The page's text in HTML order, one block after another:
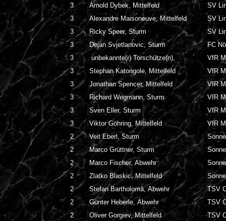
3
Arnold Dybek, Mittelfeld
SV
3
Alexandre Maisoneuve, Mittelfeld
SV
3
Ricky Speer, Sturm
SV
3
Dejan Svjetlanovic, Sturm
FC
3
unbekannte(r) Torschütze(n),
VfR
3
Stephan Katongole, Mittelfeld
VfR
3
Jonathan Spencer, Mittelfeld
VfR
3
Richard Wegmann, Sturm
VfR
3
Sven Eller, Sturm
VfR
3
Viktor Göhring, Mittelfeld
VfR
2
Veit Eberl, Sturm
2
Marco Grüttner, Sturm
2
Marco Fischer, Abwehr
2
Zlatko Blaskic, Mittelfeld
2
Stefan Bartholomä, Abwehr
TSV
2
Günter Heberle, Abwehr
TSV
2
Oliver Gorgiev, Mittelfeld
TSV